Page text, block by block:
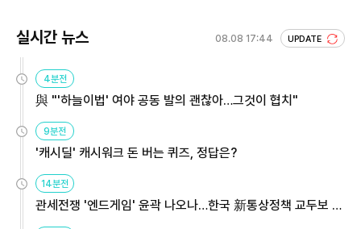
실시간 뉴스 08.08 17:44 UPDATE
4분전
與 "'하늘이법' 여야 공동 발의 괜찮아…그것이 협치"
9분전
'캐시딜' 캐시워크 돈 버는 퀴즈, 정답은?
14분전
관세전쟁 '엔드게임' 윤곽 나오나…한국 新통상정책 교두보 활